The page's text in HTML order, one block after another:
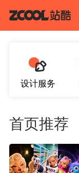
设计服务
首页推荐